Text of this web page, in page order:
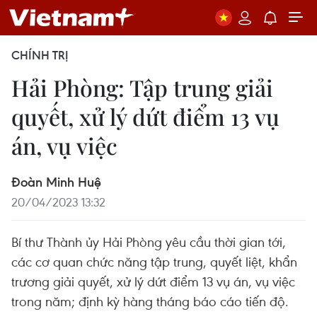
CHÍNH TRỊ
Hải Phòng: Tập trung giải
quyết, xử lý dứt điểm 13 vụ
án, vụ việc
Đoàn Minh Huệ
20/04/2023 13:32
Bí thư Thành ủy Hải Phòng yêu cầu thời gian tới,
các cơ quan chức năng tập trung, quyết liệt, khẩn
trương giải quyết, xử lý dứt điểm 13 vụ án, vụ việc
trong năm; định kỳ hàng tháng báo cáo tiến độ.